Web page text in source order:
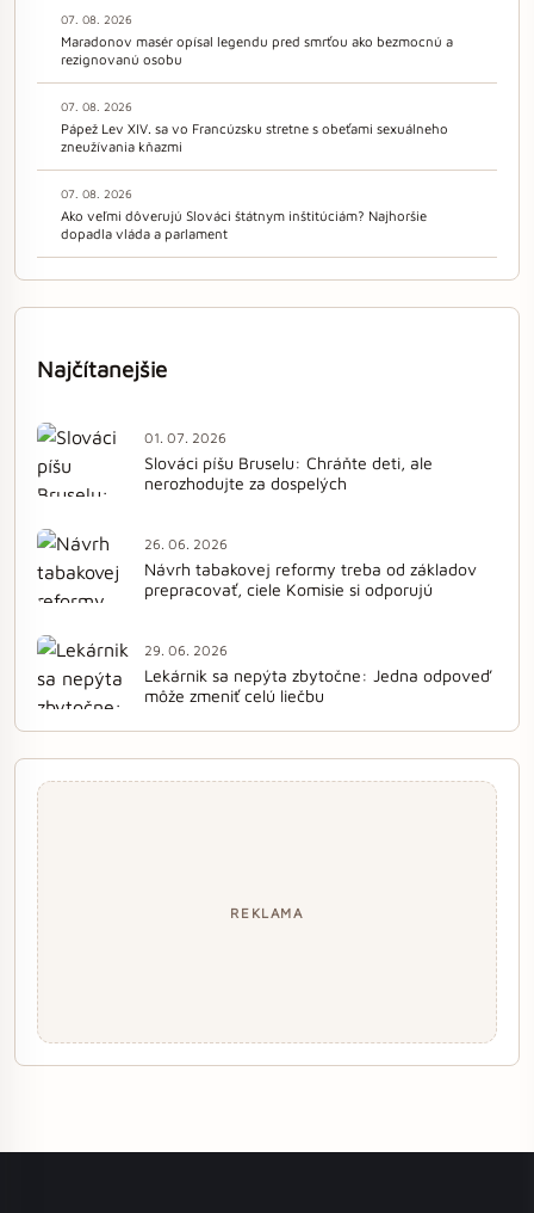
07. 08. 2026
Maradonov masér opísal legendu pred smrťou ako bezmocnú a
rezignovanú osobu
07. 08. 2026
Pápež Lev XIV. sa vo Francúzsku stretne s obeťami sexuálneho
zneužívania kňazmi
07. 08. 2026
Ako veľmi dôverujú Slováci štátnym inštitúciám? Najhoršie
dopadla vláda a parlament
Najčítanejšie
01. 07. 2026
Slováci píšu Bruselu: Chráňte deti, ale
nerozhodujte za dospelých
26. 06. 2026
Návrh tabakovej reformy treba od základov
prepracovať, ciele Komisie si odporujú
29. 06. 2026
Lekárnik sa nepýta zbytočne: Jedna odpoveď
môže zmeniť celú liečbu
REKLAMA